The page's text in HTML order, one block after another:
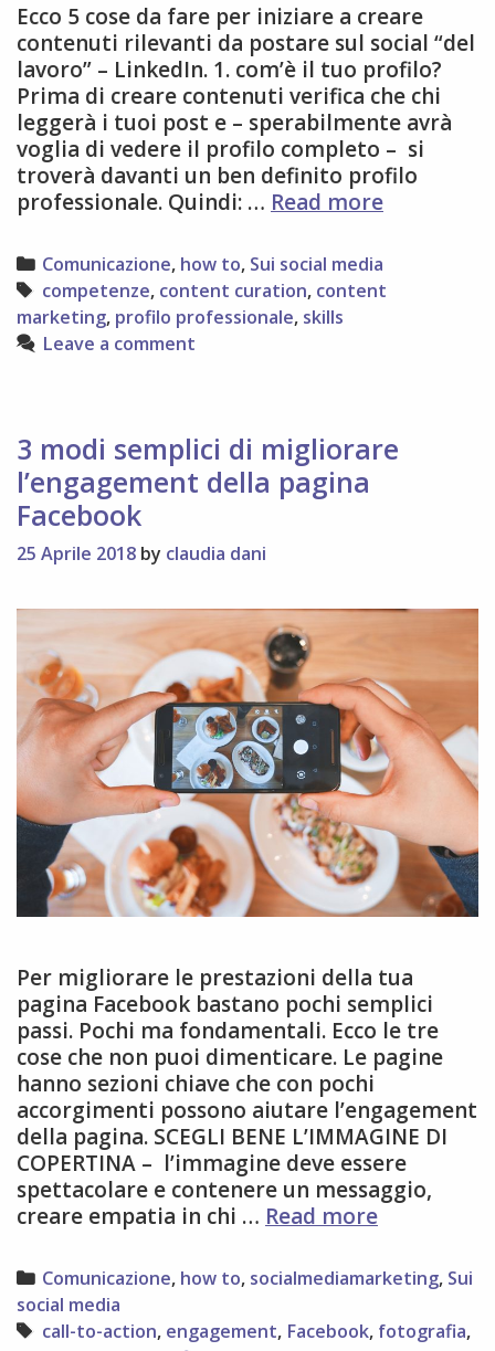
Ecco 5 cose da fare per iniziare a creare
contenuti rilevanti da postare sul social “del
lavoro” – LinkedIn. 1. com’è il tuo profilo?
Prima di creare contenuti verifica che chi
leggerà i tuoi post e – sperabilmente avrà
voglia di vedere il profilo completo – si
troverà davanti un ben definito profilo
professionale. Quindi: … Read more5
creare
contenuti
Categories
Comunicazione, how to, Sui social media
Tags
competenze, content curation, content
marketing, profilo professionale, skills
Leave a comment
3 modi semplici di migliorare
l’engagement della pagina
Facebook
25 Aprile 2018 by claudia dani
Per migliorare le prestazioni della tua
pagina Facebook bastano pochi semplici
passi. Pochi ma fondamentali. Ecco le tre
cose che non puoi dimenticare. Le pagine
hanno sezioni chiave che con pochi
accorgimenti possono aiutare l’engagement
della pagina. SCEGLI BENE L’IMMAGINE DI
COPERTINA – l’immagine deve essere
spettacolare e contenere un messaggio,
creare empatia in chi … Read more3
semplici
di
migliorare
Categories
Comunicazione, how to, socialmediamarketing, Sui
social media
Tags
call-to-action, engagement, Facebook, fotografia,